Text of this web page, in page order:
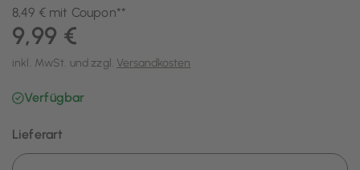
8,49 € mit Coupon**
9,99 €
inkl. MwSt. und zzgl. Versandkosten
Verfügbar
Lieferart